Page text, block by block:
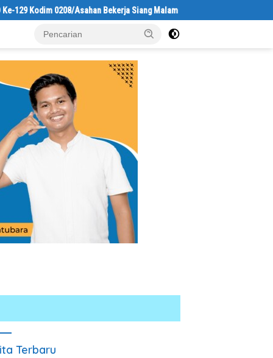
0208/Asahan Bekerja Siang Malam Demi Renovasi Mushollah Al
Terbaru